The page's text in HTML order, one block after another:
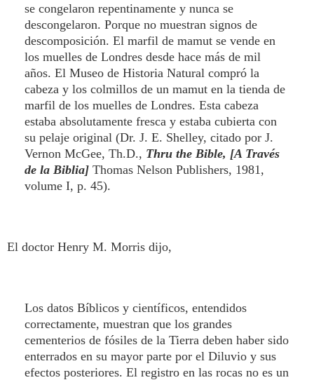
se congelaron repentinamente y nunca se
descongelaron. Porque no muestran signos de
descomposición. El marfil de mamut se vende en
los muelles de Londres desde hace más de mil
años. El Museo de Historia Natural compró la
cabeza y los colmillos de un mamut en la tienda de
marfil de los muelles de Londres. Esta cabeza
estaba absolutamente fresca y estaba cubierta con
su pelaje original (Dr. J. E. Shelley, citado por J.
Vernon McGee, Th.D., Thru the Bible, [A Través
de la Biblia] Thomas Nelson Publishers, 1981,
volume I, p. 45).
El doctor Henry M. Morris dijo,
Los datos Bíblicos y científicos, entendidos
correctamente, muestran que los grandes
cementerios de fósiles de la Tierra deben haber sido
enterrados en su mayor parte por el Diluvio y sus
efectos posteriores. El registro en las rocas no es un